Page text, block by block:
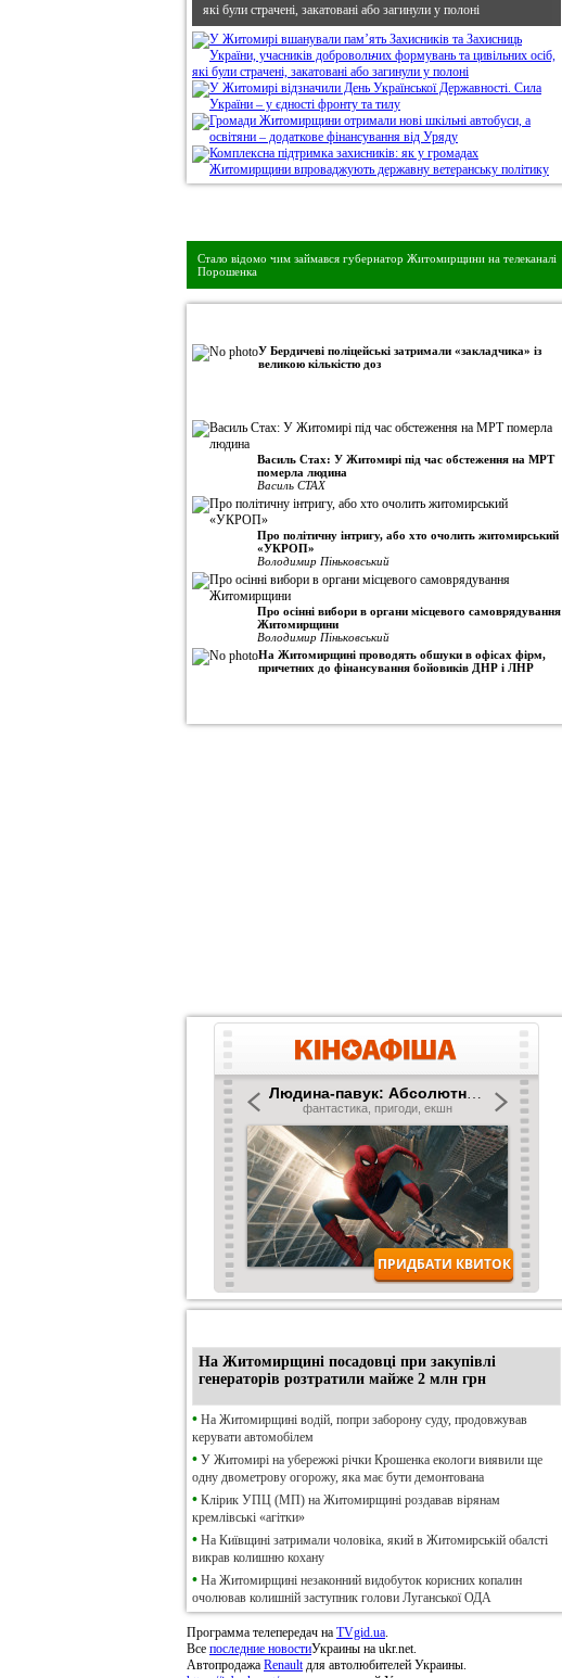
які були страчені, закатовані або загинули у полоні
Стало відомо чим займався губернатор Житомирщини на телеканалі
Порошенка
У Бердичеві поліцейські затримали «закладчика» із
великою кількістю доз
Василь Стах: У Житомирі під час обстеження на МРТ
померла людина
Василь СТАХ
Про політичну інтригу, або хто очолить житомирський
«УКРОП»
Володимир Піньковський
Про осінні вибори в органи місцевого самоврядування
Житомирщини
Володимир Піньковський
На Житомирщині проводять обшуки в офісах фірм,
причетних до фінансування бойовиків ДНР і ЛНР
На Житомирщині посадовці при закупівлі
генераторів розтратили майже 2 млн грн
• На Житомирщині водій, попри заборону суду, продовжував
керувати автомобілем
• У Житомирі на убережжі річки Крошенка екологи виявили ще
одну двометрову огорожу, яка має бути демонтована
• Клірик УПЦ (МП) на Житомирщині роздавав вірянам
кремлівські «агітки»
• На Київщині затримали чоловіка, який в Житомирській обалсті
викрав колишню кохану
• На Житомирщині незаконний видобуток корисних копалин
очолював колишній заступник голови Луганської ОДА
Программа телепередач на TVgid.ua.
Все последние новостиУкраины на ukr.net.
Автопродажа Renaultдля автолюбителей Украины.